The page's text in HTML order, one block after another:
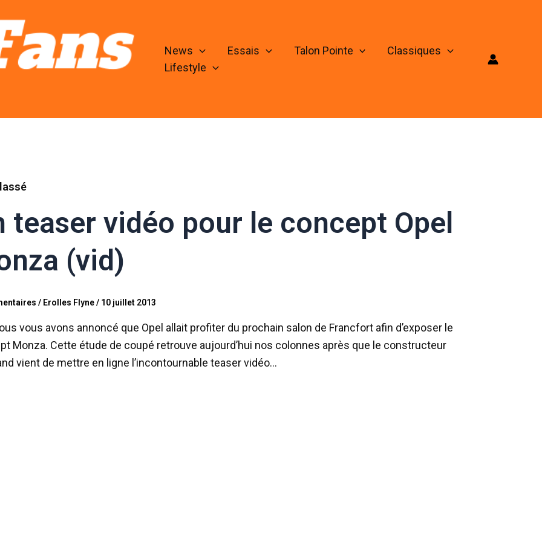
News Essais Talon Pointe
Classiques
Lifestyle
teaser vidéo pour le concept Opel
(vid)
/ Erolles Flyne/ 10 juillet 2013
vous avons annoncé que Opel allait profiter du prochain salon de Francfort afin d’exposer le
Monza. Cette étude de coupé retrouve aujourd’hui nos colonnes après que le constructeur
vient de mettre en ligne l’incontournable teaser vidéo…